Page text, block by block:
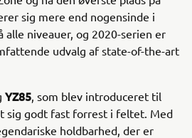
sig mere end nogensinde i
alle niveauer, og 2020-serien er
udvalg af state-of-the-art
YZ85, som blev introduceret til
sig godt fast forrest i feltet. Med
holdbarhed, der er